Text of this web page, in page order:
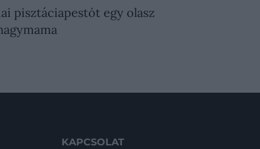
pisztáciapestót egy olasz
KAPCSOLAT